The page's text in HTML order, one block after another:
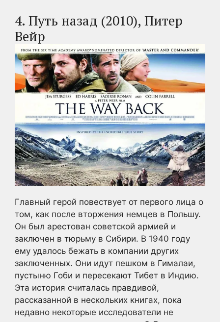
4. Путь назад (2010), Питер
Вейр
Главный герой повествует от первого лица о
том, как после вторжения немцев в Польшу.
Он был арестован советской армией и
заключен в тюрьму в Сибири. В 1940 году
ему удалось бежать в компании других
заключенных. Они идут пешком в Гималаи,
пустыню Гоби и пересекают Тибет в Индию.
Эта история считалась правдивой,
рассказанной в нескольких книгах, пока
недавно некоторые исследователи не